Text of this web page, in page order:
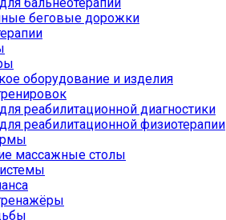
беговые дорожки
оборудование и изделия
реабилитационной диагностики
реабилитационной физиотерапии
массажные столы